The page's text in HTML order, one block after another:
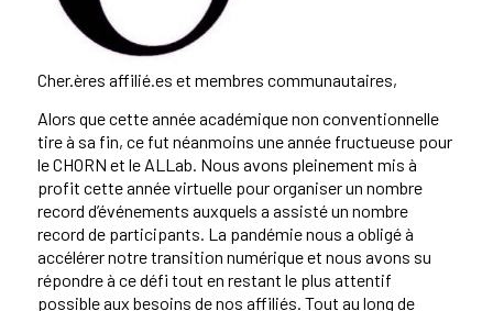
Cher.ères affilié.es et membres communautaires,
Alors que cette année académique non conventionnelle
tire à sa fin, ce fut néanmoins une année fructueuse pour
le CHORN et le ALLab. Nous avons pleinement mis à
profit cette année virtuelle pour organiser un nombre
record d’événements auxquels a assisté un nombre
record de participants. La pandémie nous a obligé à
accélérer notre transition numérique et nous avons su
répondre à ce défi tout en restant le plus attentif
possible aux besoins de nos affiliés. Tout au long de